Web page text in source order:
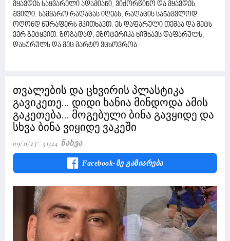
მყავდეს საყვარელი ადამიანი, ვიქორწინო და მყავდეს
შვილი. სამყარო რაღაცას იღებს, რაღაცის სანაცვლოდ.
ოღონდ ნურაფერს მკითხავთ. ეს დაფარული თემაა და მეტს
ვერ გეტყვით. ზოგადად, ეზოტერიკა ნიშნავს დაფარულს,
დახურულს და მეც მარტო ვცხოვრობ.
თვალების და ცხვირის პლასტიკა
გავიკეთე... დიდი ხანია მინდოდა ამის
გაკეთება... მოგებული ბინა გავყიდე და
სხვა ბინა ვიყიდე ვაკეში
09/11/23 51324 Ნახვა
Facebook-Ზე Გაზიარება